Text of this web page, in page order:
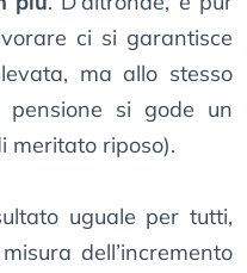
ci si garantisce
ma allo stesso
si gode un
meritato riposo).
uguale per tutti,
dell’incremento